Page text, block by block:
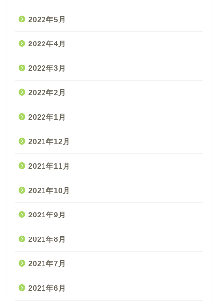
2022年5月
2022年4月
2022年3月
2022年2月
2022年1月
2021年12月
2021年11月
2021年10月
2021年9月
2021年8月
2021年7月
2021年6月